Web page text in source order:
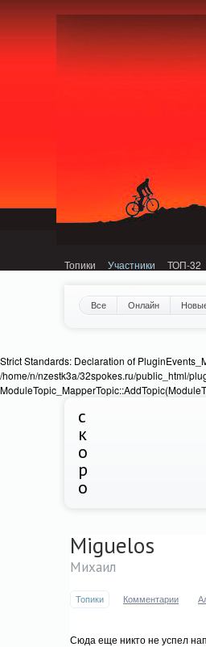
Топики Участники ТОП-32
Все Онлайн
Strict Standards: Declaration of
/home/n/nzestk3a/32spokes.ru/public_html/
с
к
о
р
о
Miguelos
Михаил
Топики Комментарии
Сюда еще никто не успел